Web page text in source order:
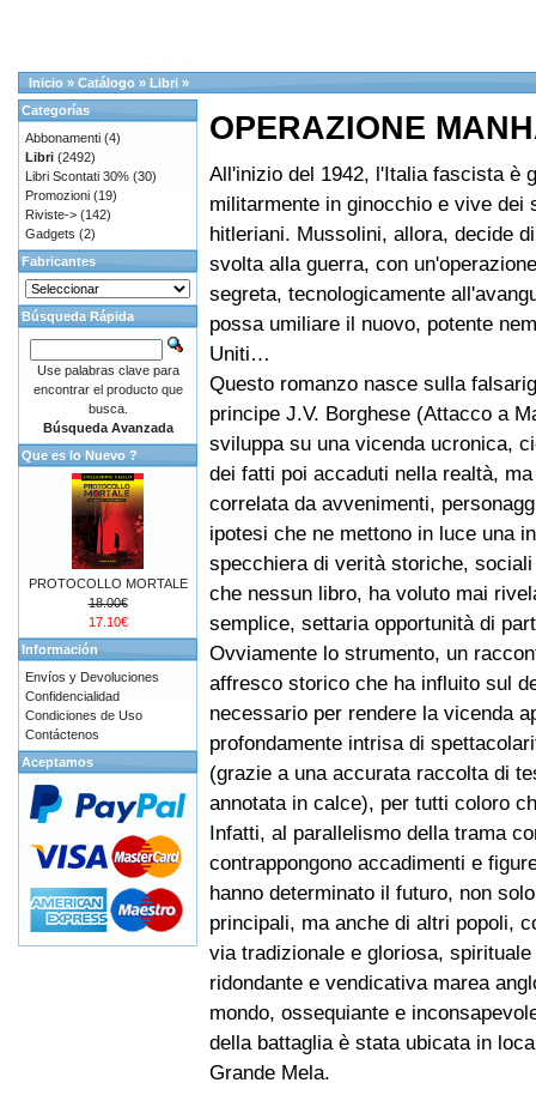
Inicio » Catálogo » Libri »
OPERAZIONE
All'inizio del 1942, l'Italia fascista è
militarmente in ginocchio e vive dei
hitleriani. Mussolini, allora, decide
svolta alla guerra, con
segreta, tecnologicamente
possa umiliare il nuovo, potente
Uniti…
Questo romanzo nasce sulla
principe J.V. Borghese (Attacco a
sviluppa su una vicenda ucronica,
dei fatti poi accaduti nella realtà,
correlata da avvenimenti,
ipotesi che ne mettono in luce una
specchiera di verità storiche,
che nessun libro, ha voluto mai
semplice, settaria opportunità di
Ovviamente lo strumento, un
affresco storico che ha influito sul
necessario per rendere la vicenda
profondamente intrisa di
(grazie a una accurata raccolta di
annotata in calce), per tutti coloro
Infatti, al parallelismo della trama
contrappongono accadimenti e
hanno determinato il futuro, non
principali, ma anche di altri popoli,
via tradizionale e gloriosa,
ridondante e vendicativa marea
mondo, ossequiante e
della battaglia è stata ubicata in
Grande Mela.
Categorías
Abbonamenti (4)
Libri (2492)
Libri Scontati 30% (30)
Promozioni (19)
Riviste-> (142)
Gadgets (2)
Fabricantes
Búsqueda Rápida
Use palabras clave para
encontrar el producto que
busca.
Búsqueda Avanzada
Que es lo Nuevo ?
PROTOCOLLO MORTALE
18.00€
17.10€
Información
Envíos y Devoluciones
Confidencialidad
Condiciones de Uso
Contáctenos
Aceptamos